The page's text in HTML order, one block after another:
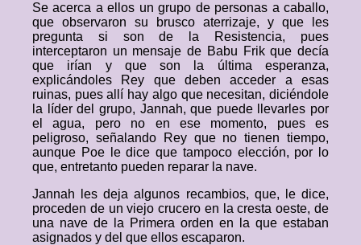
Se acerca a ellos un grupo de personas a caballo,
que observaron su brusco aterrizaje, y que les
pregunta si son de la Resistencia, pues
interceptaron un mensaje de Babu Frik que decía
que irían y que son la última esperanza,
explicándoles Rey que deben acceder a esas
ruinas, pues allí hay algo que necesitan, diciéndole
la líder del grupo, Jannah, que puede llevarles por
el agua, pero no en ese momento, pues es
peligroso, señalando Rey que no tienen tiempo,
aunque Poe le dice que tampoco elección, por lo
que, entretanto pueden reparar la nave.
Jannah les deja algunos recambios, que, le dice,
proceden de un viejo crucero en la cresta oeste, de
una nave de la Primera orden en la que estaban
asignados y del que ellos escaparon.